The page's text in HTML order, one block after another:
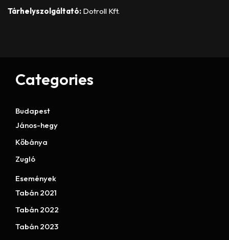
Tárhelyszolgáltató: Dotroll Kft.
Categories
Budapest
János-hegy
Kőbánya
Zugló
Események
Tabán 2021
Tabán 2022
Tabán 2023